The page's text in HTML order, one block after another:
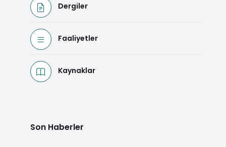
Dergiler
Faaliyetler
Kaynaklar
Son Haberler